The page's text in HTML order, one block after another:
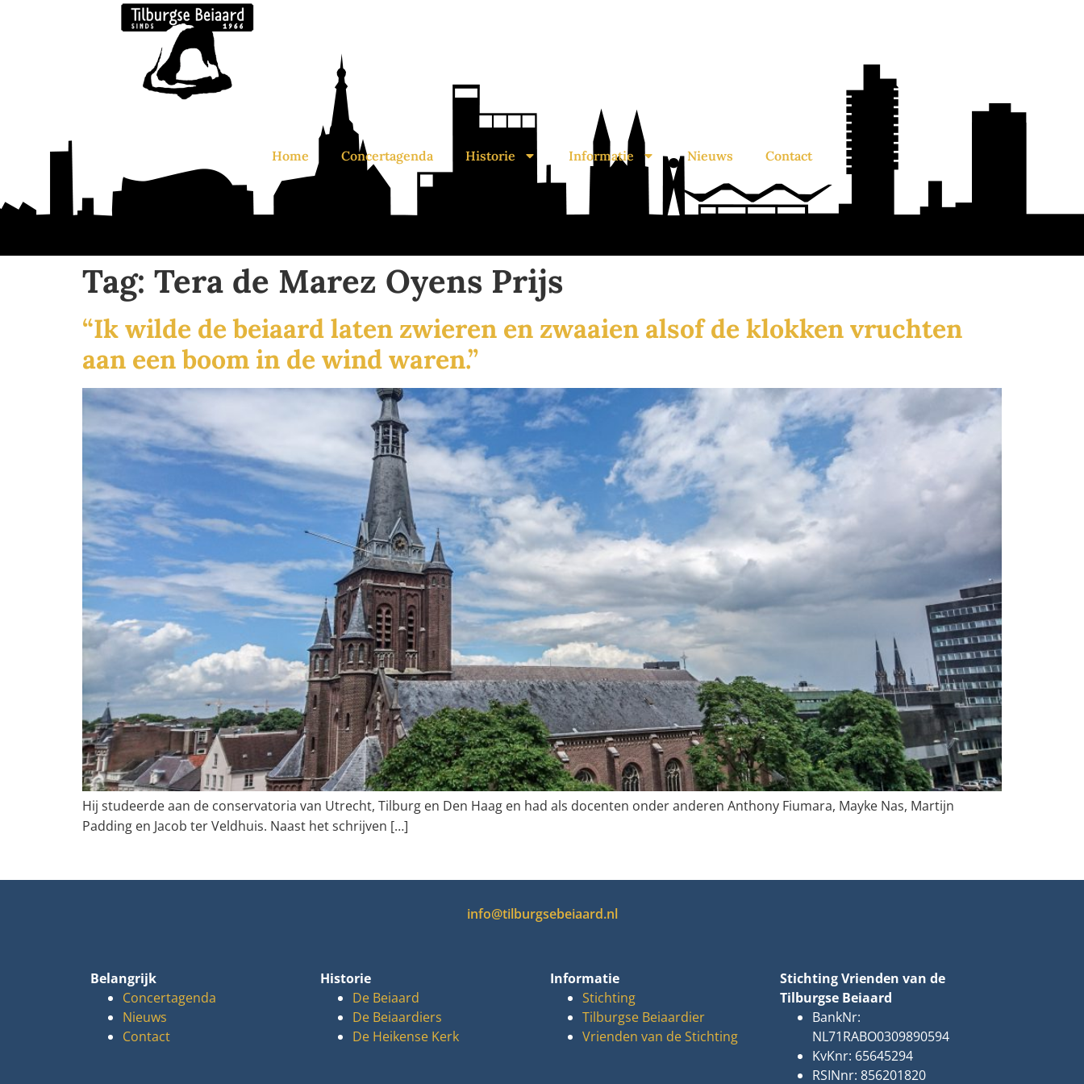
Home Concertagenda Historie Informatie Nieuws Contact
Tag: Tera de Marez Oyens Prijs
“Ik wilde de beiaard laten zwieren en zwaaien alsof de klokken vruchten
aan een boom in de wind waren.”
Hij studeerde aan de conservatoria van Utrecht, Tilburg en Den Haag en had als docenten onder anderen Anthony Fiumara, Mayke Nas, Martijn
Padding en Jacob ter Veldhuis. Naast het schrijven […]
info@tilburgsebeiaard.nl
Belangrijk
Concertagenda
Nieuws
Contact
Historie
De Beiaard
De Beiaardiers
De Heikense Kerk
Informatie
Stichting
Tilburgse Beiaardier
Vrienden van de Stichting
Stichting Vrienden van de
Tilburgse Beiaard
BankNr:
NL71RABO0309890594
KvKnr: 65645294
RSINnr: 856201820